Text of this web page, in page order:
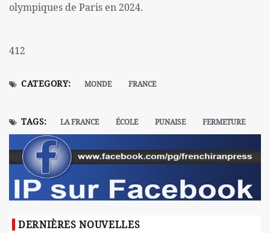
olympiques de Paris en 2024.
412
CATEGORY: MONDE FRANCE
TAGS: LA FRANCE ÉCOLE PUNAISE FERMETURE
DERNIÈRES NOUVELLES